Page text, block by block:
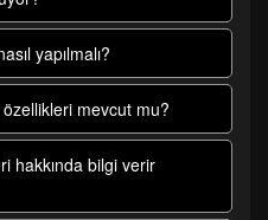
yapılmalı?
mevcut mu?
hakkında bilgi verir